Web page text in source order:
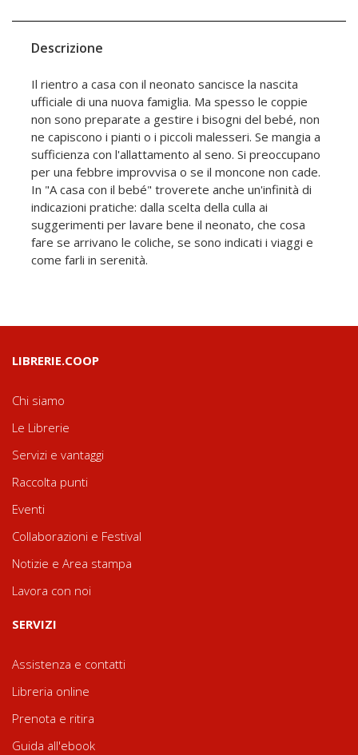
Descrizione
Il rientro a casa con il neonato sancisce la nascita
ufficiale di una nuova famiglia. Ma spesso le coppie
non sono preparate a gestire i bisogni del bebé, non
ne capiscono i pianti o i piccoli malesseri. Se mangia a
sufficienza con l'allattamento al seno. Si preoccupano
per una febbre improvvisa o se il moncone non cade.
In "A casa con il bebé" troverete anche un'infinità di
indicazioni pratiche: dalla scelta della culla ai
suggerimenti per lavare bene il neonato, che cosa
fare se arrivano le coliche, se sono indicati i viaggi e
come farli in serenità.
LIBRERIE.COOP
Chi siamo
Le Librerie
Servizi e vantaggi
Raccolta punti
Eventi
Collaborazioni e Festival
Notizie e Area stampa
Lavora con noi
SERVIZI
Assistenza e contatti
Libreria online
Prenota e ritira
Guida all'ebook